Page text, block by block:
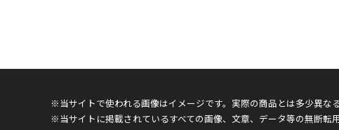
※当サイトで使われる画像はイメージです。実際の商品とは多少異な
※当サイトに掲載されているすべての画像、文章、データ等の無断転